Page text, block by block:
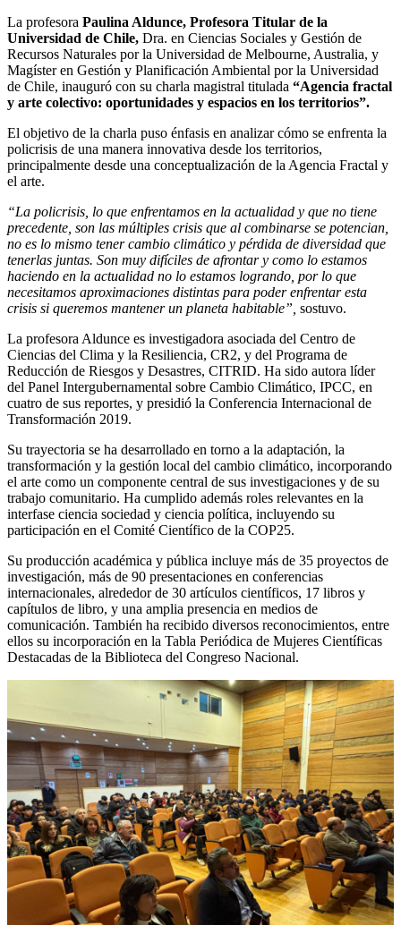
La profesora Paulina Aldunce, Profesora Titular de la
Universidad de Chile, Dra. en Ciencias Sociales y Gestión de
Recursos Naturales por la Universidad de Melbourne, Australia, y
Magíster en Gestión y Planificación Ambiental por la Universidad
de Chile, inauguró con su charla magistral titulada “Agencia fractal
y arte colectivo: oportunidades y espacios en los territorios”.
El objetivo de la charla puso énfasis en analizar cómo se enfrenta la
policrisis de una manera innovativa desde los territorios,
principalmente desde una conceptualización de la Agencia Fractal y
el arte.
“La policrisis, lo que enfrentamos en la actualidad y que no tiene
precedente, son las múltiples crisis que al combinarse se potencian,
no es lo mismo tener cambio climático y pérdida de diversidad que
tenerlas juntas. Son muy difíciles de afrontar y como lo estamos
haciendo en la actualidad no lo estamos logrando, por lo que
necesitamos aproximaciones distintas para poder enfrentar esta
crisis si queremos mantener un planeta habitable”, sostuvo.
La profesora Aldunce es investigadora asociada del Centro de
Ciencias del Clima y la Resiliencia, CR2, y del Programa de
Reducción de Riesgos y Desastres, CITRID. Ha sido autora líder
del Panel Intergubernamental sobre Cambio Climático, IPCC, en
cuatro de sus reportes, y presidió la Conferencia Internacional de
Transformación 2019.
Su trayectoria se ha desarrollado en torno a la adaptación, la
transformación y la gestión local del cambio climático, incorporando
el arte como un componente central de sus investigaciones y de su
trabajo comunitario. Ha cumplido además roles relevantes en la
interfase ciencia sociedad y ciencia política, incluyendo su
participación en el Comité Científico de la COP25.
Su producción académica y pública incluye más de 35 proyectos de
investigación, más de 90 presentaciones en conferencias
internacionales, alrededor de 30 artículos científicos, 17 libros y
capítulos de libro, y una amplia presencia en medios de
comunicación. También ha recibido diversos reconocimientos, entre
ellos su incorporación en la Tabla Periódica de Mujeres Científicas
Destacadas de la Biblioteca del Congreso Nacional.